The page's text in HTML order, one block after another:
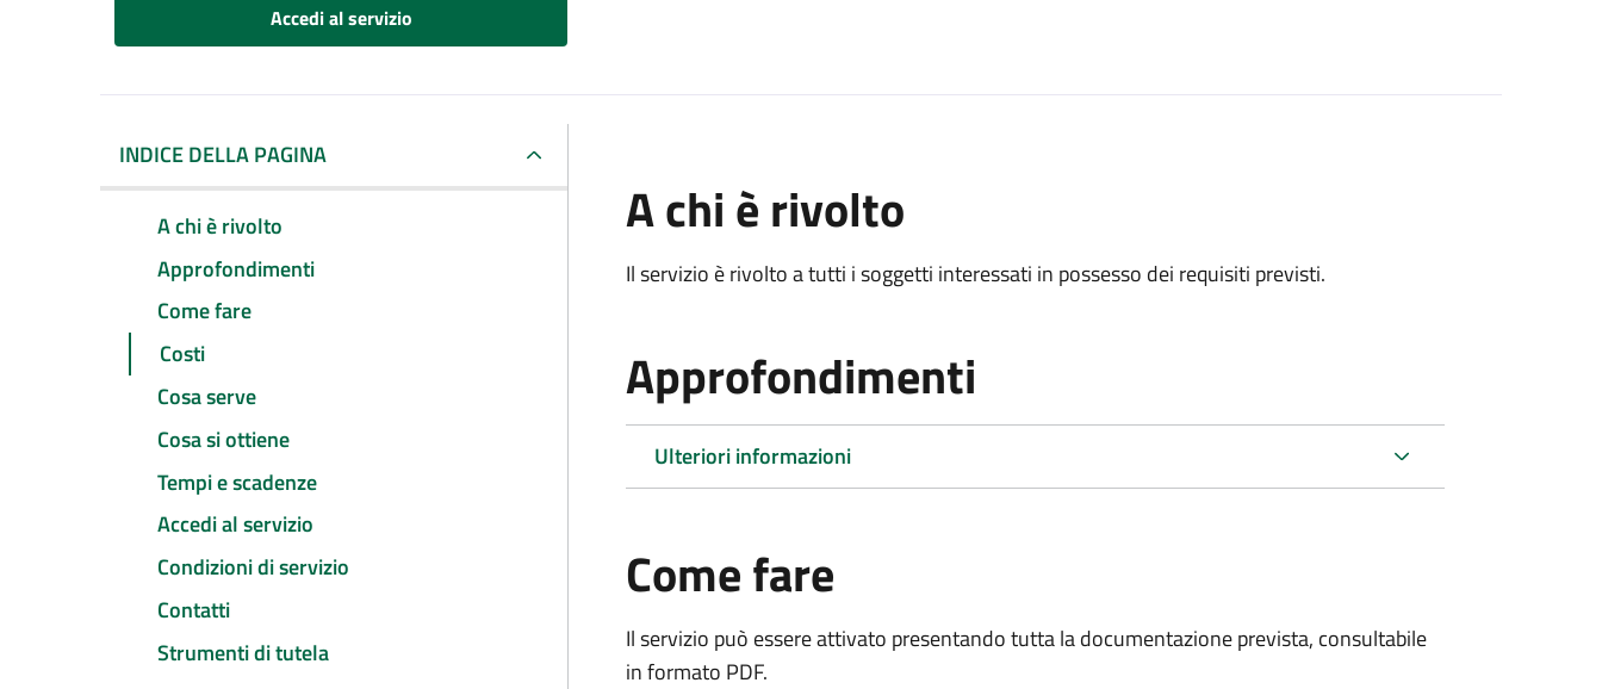
Accedi al servizio
INDICE DELLA PAGINA
A chi è rivolto
Approfondimenti
Come fare
Costi
Cosa serve
Cosa si ottiene
Tempi e scadenze
Accedi al servizio
Condizioni di servizio
Contatti
Strumenti di tutela
A chi è rivolto
Il servizio è rivolto a tutti i soggetti interessati in possesso dei requisiti previsti.
Approfondimenti
Ulteriori informazioni
Come fare
Il servizio può essere attivato presentando tutta la documentazione prevista, consultabile
in formato PDF.